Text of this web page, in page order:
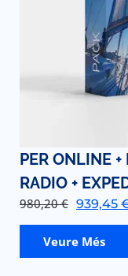
PER ONLINE +
RADIO +
980,20€ 939,45
Veure Més